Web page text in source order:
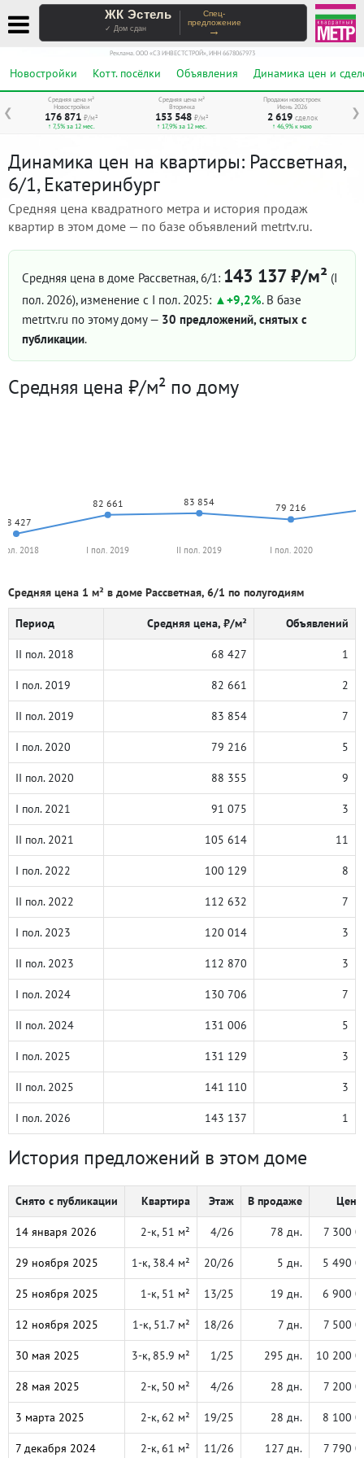
ЖК Эстель
✓ Дом сдан
Спец-
предложение
→
Реклама. ООО «СЗ ИНВЕСТСТРОЙ», ИНН 6678067973
Новостройки Котт. посёлки Объявления Динамика цен и
❮ ❯
Средняя цена м²
Новостройки
176 871 ₽/м²
↑ 7,5% за 12 мес.
Средняя цена м²
Вторичка
153 548 ₽/м²
↑ 17,9% за 12 мес.
Продажи новостроек
Июнь 2026
2 619 сделок
↑ 46,9% к маю
Динамика цен на квартиры: Рассветная,
6/1, Екатеринбург
Средняя цена квадратного метра и история продаж
квартир в этом доме — по базе объявлений metrtv.ru.
Средняя цена в доме Рассветная, 6/1: 143 137 ₽/м² (I
пол. 2026), изменение с I пол. 2025: +9,2%. В базе
metrtv.ru по этому дому — 30 предложений, снятых с
публикации.
Средняя цена ₽/м² по дому
68 427
82 661 83 854
79 216
2018 I пол. 2019 II пол. 2019 I пол. 2020
Средняя цена 1 м² в доме Рассветная, 6/1 по полугодиям
Период Средняя цена, ₽/м² Объявлений
II пол. 2018 68 427 1
I пол. 2019 82 661 2
II пол. 2019 83 854 7
I пол. 2020 79 216 5
II пол. 2020 88 355 9
I пол. 2021 91 075 3
II пол. 2021 105 614 11
I пол. 2022 100 129 8
II пол. 2022 112 632 7
I пол. 2023 120 014 3
II пол. 2023 112 870 3
I пол. 2024 130 706 7
II пол. 2024 131 006 5
I пол. 2025 131 129 3
II пол. 2025 141 110 3
I пол. 2026 143 137 1
История предложений в этом доме
Снято с публикации Квартира Этаж В продаже
14 января 2026 2-к, 51 м² 4/26 78 дн. 7 300
29 ноября 2025 1-к, 38.4 м² 20/26 5 дн. 5 490
25 ноября 2025 1-к, 51 м² 13/25 19 дн. 6 900
12 ноября 2025 1-к, 51.7 м² 18/26 7 дн. 7 500
30 мая 2025 3-к, 85.9 м² 1/25 295 дн. 10 200
28 мая 2025 2-к, 50 м² 4/26 28 дн. 7 200
3 марта 2025 2-к, 62 м² 19/25 28 дн. 8 100
7 декабря 2024 2-к, 61 м² 11/26 127 дн. 7 790